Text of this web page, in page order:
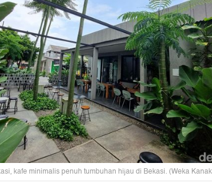
kafe minimalis penuh tumbuhan hijau di Bekasi. (Weka